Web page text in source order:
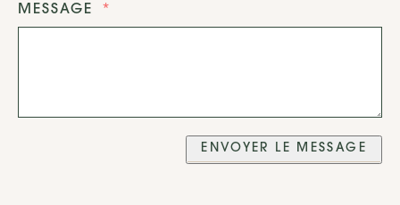
MESSAGE
ENVOYER LE MESSAGE